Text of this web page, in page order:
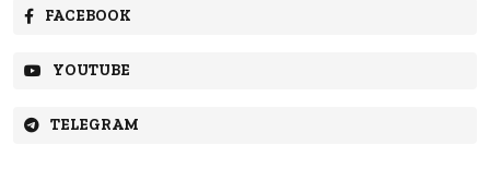
FACEBOOK
YOUTUBE
TELEGRAM